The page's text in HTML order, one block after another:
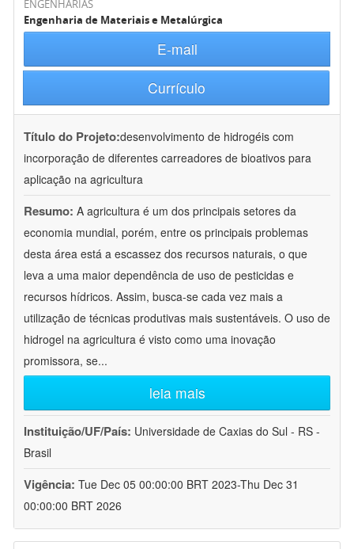
ENGENHARIAS
Engenharia de Materiais e Metalúrgica
E-mail
Currículo
Título do Projeto:desenvolvimento de hidrogéis com
incorporação de diferentes carreadores de bioativos para
aplicação na agricultura
Resumo: A agricultura é um dos principais setores da
economia mundial, porém, entre os principais problemas
desta área está a escassez dos recursos naturais, o que
leva a uma maior dependência de uso de pesticidas e
recursos hídricos. Assim, busca-se cada vez mais a
utilização de técnicas produtivas mais sustentáveis. O uso de
hidrogel na agricultura é visto como uma inovação
promissora, se...
leia mais
Instituição/UF/País: Universidade de Caxias do Sul - RS -
Brasil
Vigência: Tue Dec 05 00:00:00 BRT 2023-Thu Dec 31
00:00:00 BRT 2026